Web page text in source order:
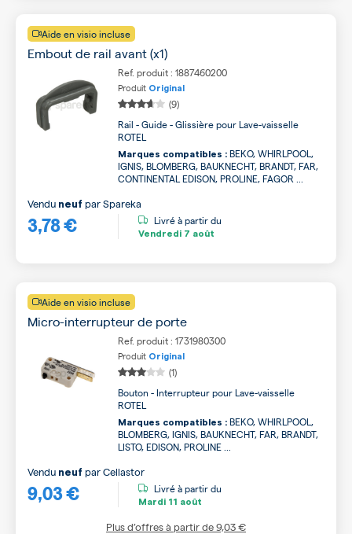
Aide en visio incluse
Embout de rail avant (x1)
Ref. produit : 1887460200
Produit Original
(9)
Rail - Guide - Glissière pour Lave-vaisselle
ROTEL
Marques compatibles : BEKO, WHIRLPOOL,
IGNIS, BLOMBERG, BAUKNECHT, BRANDT, FAR,
CONTINENTAL EDISON, PROLINE, FAGOR ...
3,78 €
Vendu neuf parSpareka
Livré à partir du
Vendredi 7 août
Aide en visio incluse
Micro-interrupteur de porte
Ref. produit : 1731980300
Produit Original
(1)
Bouton - Interrupteur pour Lave-vaisselle
ROTEL
Marques compatibles : BEKO, WHIRLPOOL,
BLOMBERG, IGNIS, BAUKNECHT, FAR, BRANDT,
LISTO, EDISON, PROLINE ...
9,03 €
Vendu neuf parCellastor
Livré à partir du
Mardi 11 août
Plus d’offres à partir de9,03 €